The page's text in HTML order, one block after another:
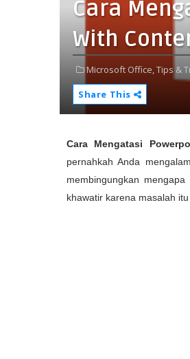
Cara
With
Microsoft Office,Tips &
Share This
Cara Mengatasi
pernahkah Anda
membingungkan
khawatir karena masalah